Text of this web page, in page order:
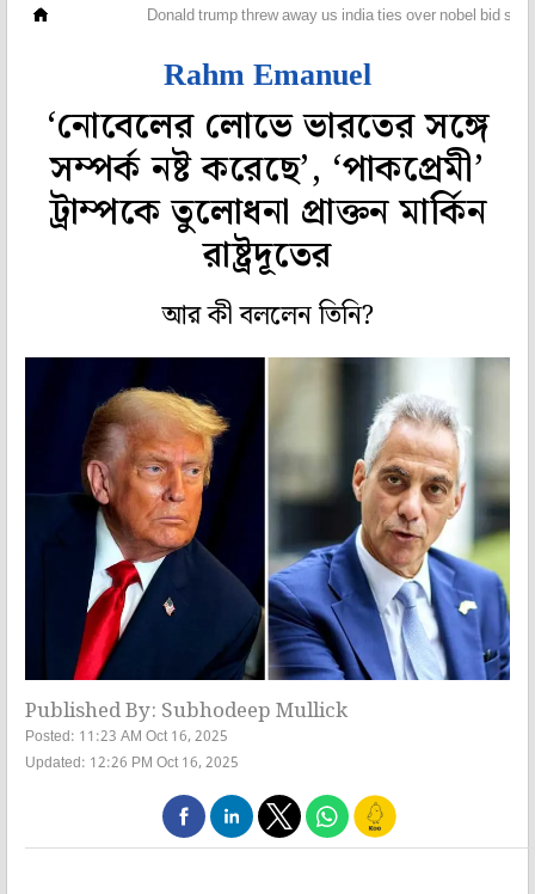
Donald trump threw away us india ties over nobel bid
Rahm Emanuel
‘নোবেলের লোভে ভারতের সঙ্গে
সম্পর্ক নষ্ট করেছে’, ‘পাকপ্রেমী’
ট্রাম্পকে তুলোধনা প্রাক্তন মার্কিন
রাষ্ট্রদূতের
আর কী বললেন তিনি?
Published By: Subhodeep Mullick
Posted: 11:23 AM Oct 16, 2025
Updated: 12:26 PM Oct 16, 2025